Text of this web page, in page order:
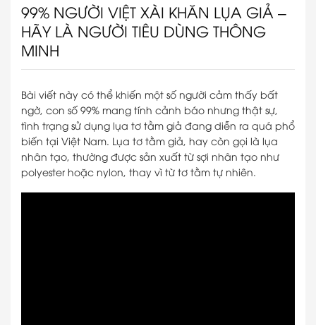
99% NGƯỜI VIỆT XÀI KHĂN LỤA GIẢ –
HÃY LÀ NGƯỜI TIÊU DÙNG THÔNG
MINH
Bài viết này có thể khiến một số người cảm thấy bất
ngờ, con số 99% mang tính cảnh báo nhưng thật sự,
tình trạng sử dụng lụa tơ tằm giả đang diễn ra quá phổ
biến tại Việt Nam. Lụa tơ tằm giả, hay còn gọi là lụa
nhân tạo, thường được sản xuất từ sợi nhân tạo như
polyester hoặc nylon, thay vì từ tơ tằm tự nhiên.